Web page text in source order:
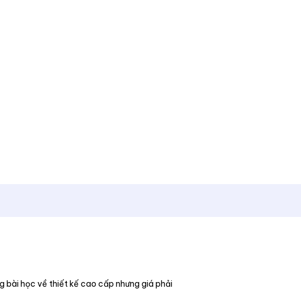
bài học về thiết kế cao cấp nhưng giá phải